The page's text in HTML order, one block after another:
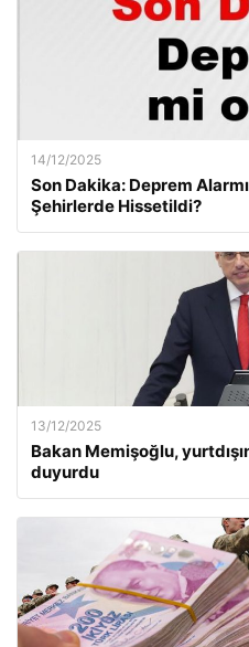
14/12/2025
Son Dakika: Deprem
Şehirlerde Hissetildi?
13/12/2025
Bakan Memişoğlu,
duyurdu